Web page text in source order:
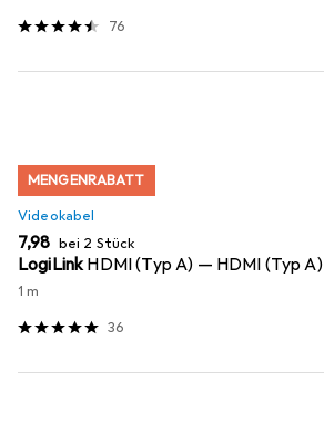
76
MENGENRABATT
Videokabel
EUR
7,98 bei 2 Stück
LogiLinkHDMI (Typ A) — HDMI (Typ A)
1 m
36